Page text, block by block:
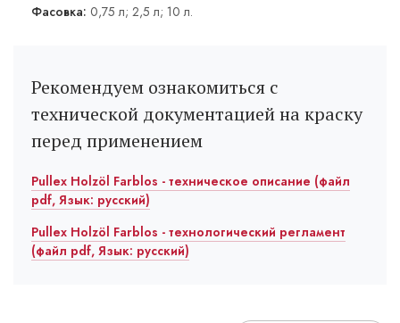
Фасовка: 0,75 л; 2,5 л; 10 л.
Рекомендуем ознакомиться с
технической документацией на краску
перед применением
Pullex Holzöl Farblos - техническое описание (файл
pdf, Язык: русский)
Pullex Holzöl Farblos - технологический регламент
(файл pdf, Язык: русский)